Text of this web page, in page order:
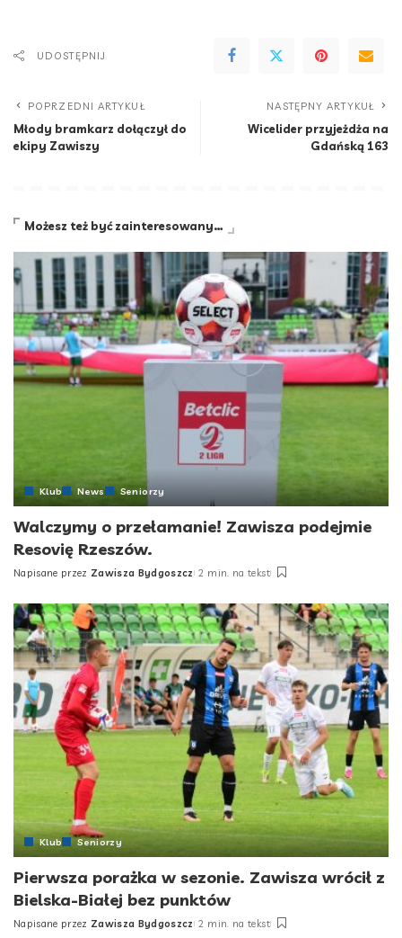
UDOSTĘPNIJ
POPRZEDNI ARTYKUŁ
Młody bramkarz dołączył do
ekipy Zawiszy
NASTĘPNY ARTYKUŁ
Wicelider przyjeżdża na
Gdańską 163
Możesz też być zainteresowany…
Klub News Seniorzy
Walczymy o przełamanie! Zawisza podejmie
Resovię Rzeszów.
Posted
Napisane przez Zawisza Bydgoszcz 2 min. na tekst
Klub Seniorzy
Pierwsza porażka w sezonie. Zawisza wrócił z
Bielska-Białej bez punktów
Posted
Napisane przez Zawisza Bydgoszcz 2 min. na tekst